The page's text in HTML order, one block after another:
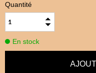
Quantité
En stock